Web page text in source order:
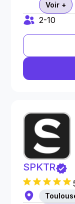
Voir +
2-10
SPKTR